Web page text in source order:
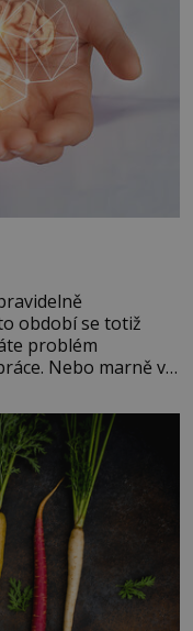
období se totiž
problém
Nebo marně v
se paměť